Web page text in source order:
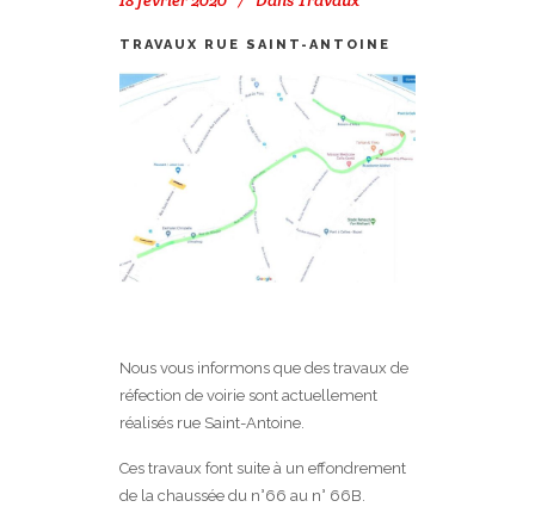
TRAVAUX RUE SAINT-ANTOINE
Nous vous informons que des travaux de
réfection de voirie sont actuellement
réalisés rue Saint-Antoine.
Ces travaux font suite à un effondrement
de la chaussée du n°66 au n° 66B.